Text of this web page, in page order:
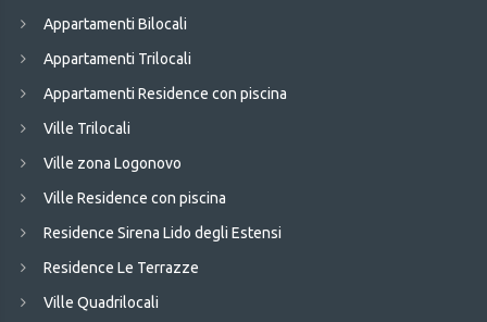
Appartamenti Bilocali
Appartamenti Trilocali
Appartamenti Residence con piscina
Ville Trilocali
Ville zona Logonovo
Ville Residence con piscina
Residence Sirena Lido degli Estensi
Residence Le Terrazze
Ville Quadrilocali